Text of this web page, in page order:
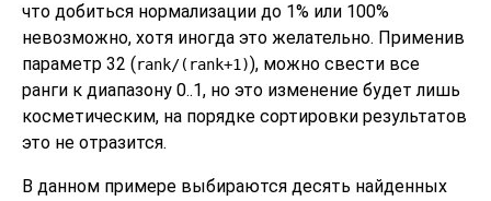
что добиться нормализации до 1% или 100%
невозможно, хотя иногда это желательно. Применив
параметр 32 (rank/(rank+1)), можно свести все
ранги к диапазону 0..1, но это изменение будет лишь
косметическим, на порядке сортировки результатов
это не отразится.
В данном примере выбираются десять найденных